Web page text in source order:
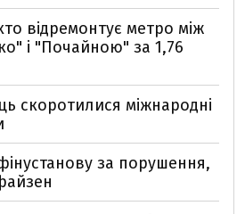
відремонтує метро між
і "Почайною" за 1,76
скоротилися міжнародні
за порушення,